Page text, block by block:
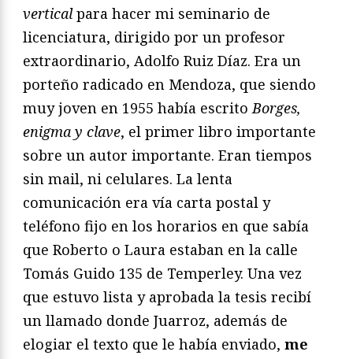
verticalpara hacer mi seminario de
licenciatura, dirigido por un profesor
extraordinario, Adolfo Ruiz Díaz. Era un
porteño radicado en Mendoza, que siendo
muy joven en 1955 había escrito Borges,
enigma y clave, el primer libro importante
sobre un autor importante. Eran tiempos
sin mail, ni celulares. La lenta
comunicación era vía carta postal y
teléfono fijo en los horarios en que sabía
que Roberto o Laura estaban en la calle
Tomás Guido 135 de Temperley. Una vez
que estuvo lista y aprobada la tesis recibí
un llamado donde Juarroz, además de
elogiar el texto que le había enviado, me